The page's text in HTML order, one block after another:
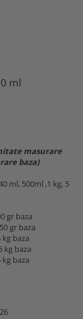
ml
masurare
baza)
ml, 500ml ,1 kg, 5
gr baza
gr baza
baza
kg baza
baza